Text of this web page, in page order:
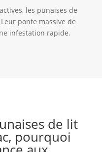
les punaises de
ponte massive de
infestation rapide.
de lit
pourquoi